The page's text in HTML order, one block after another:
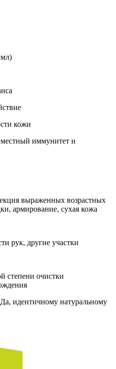
мл)​
кожи
иммунитет и
выраженных возрастных
армирование, сухая кожа
рук, другие участки
степени очистки
идентичному натуральному